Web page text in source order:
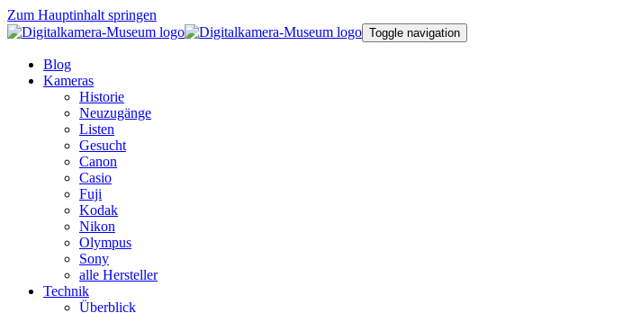
Zum Hauptinhalt springen
Toggle navigation
Blog
Kameras
Historie
Neuzugänge
Listen
Gesucht
Canon
Casio
Fuji
Kodak
Nikon
Olympus
Sony
alle Hersteller
Technik
Überblick